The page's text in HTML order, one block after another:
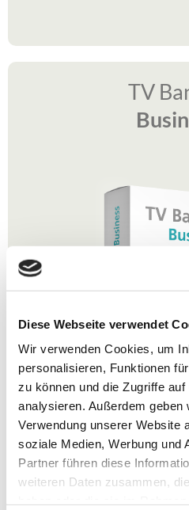
Diese Webseite verwendet
Wir verwenden Cookies, um
personalisieren, Funktionen
zu können und die Zugriffe
analysieren. Außerdem
Verwendung unserer Website
soziale Medien, Werbung und
Partner führen diese
weiteren Daten zusammen,
TV